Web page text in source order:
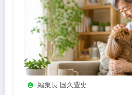
編集長 国久豊史